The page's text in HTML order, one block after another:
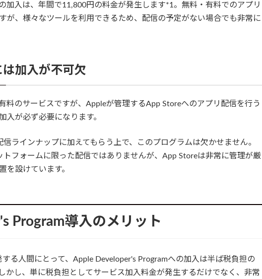
加入は、年間で11,800円の料金が発生します*1。無料・有料でのアプリ
が、様々なツールを利用できるため、配信の予定がない場合でも非常に
加入が不可欠
料のサービスですが、Appleが管理するApp Storeへのアプリ配信を行う
入が必ず必要になります。
ラインナップに加えてもらう上で、このプログラムは欠かせません。
フォームに限った配信ではありませんが、App Storeは非常に管理が厳
を設けています。
Program導入のメリット
る人間にとって、Apple Developer's Programへの加入は半ば税負担の
かし、単に税負担としてサービス加入料金が発生するだけでなく、非常